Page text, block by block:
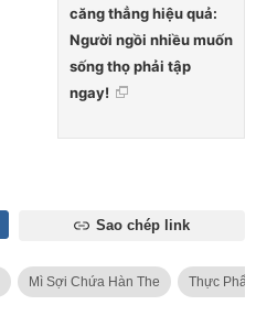
căng thẳng hiệu quả:
Người ngồi nhiều muốn
sống thọ phải tập
ngay!
Sao chép link
Mì Sợi Chứa Hàn The Thực